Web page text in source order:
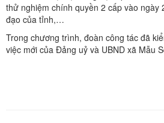
thử nghiệm chính quyền 2 cấp vào ngày
đạo của tỉnh,…
Trong chương trình, đoàn công tác đã
việc mới của Đảng uỷ và UBND xã Mẫu